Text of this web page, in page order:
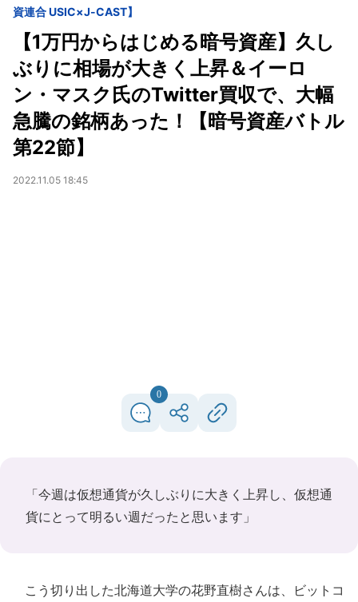
資連合 USIC×J-CAST】
【1万円からはじめる暗号資産】久し
ぶりに相場が大きく上昇＆イーロ
ン・マスク氏のTwitter買収で、大幅
急騰の銘柄あった！【暗号資産バトル
第22節】
2022.11.05 18:45
0
「今週は仮想通貨が久しぶりに大きく上昇し、仮想通
貨にとって明るい週だったと思います」
こう切り出した北海道大学の花野直樹さんは、ビットコ